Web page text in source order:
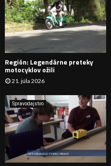
:
Región: Legendárne preteky
motocyklov ožili
21. júla 2026
Spravodajstvo